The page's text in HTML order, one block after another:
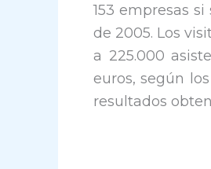
153 empresas
de 2005. Los
a 225.000
euros, según
resultados